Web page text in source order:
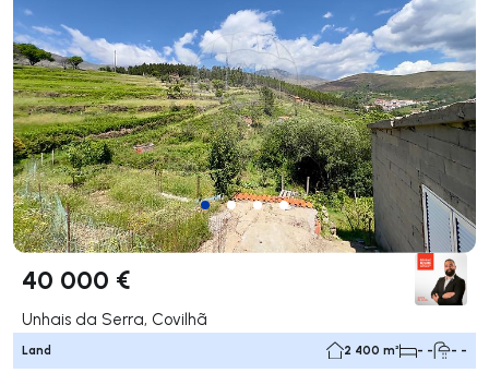
40 000 €
Unhais da Serra, Covilhã
Land 2 400 m² - - - -